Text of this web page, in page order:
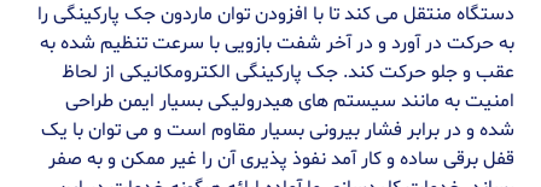
دستگاه منتقل می کند تا با افزودن توان ماردون جک پارکینگی را
به حرکت در آورد و در آخر شفت بازویی با سرعت تنظیم شده به
عقب و جلو حرکت کند. جک پارکینگی الکترومکانیکی از لحاظ
امنیت به مانند سیستم های هیدرولیکی بسیار ایمن طراحی
شده و در برابر فشار بیرونی بسیار مقاوم است و می توان با یک
قفل برقی ساده و کار آمد نفوذ پذیری آن را غیر ممکن و به صفر